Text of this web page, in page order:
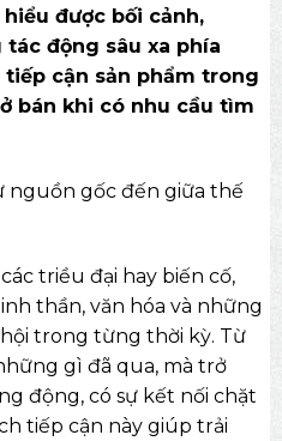
được bối cảnh,
động sâu xa phía
cận sản phẩm trong
bán khi có nhu cầu tìm
triều đại hay biến cố,
thần, văn hóa và những
trong từng thời kỳ. Từ
gì đã qua, mà trở
động, có sự kết nối chặt
tiếp cận này giúp trải